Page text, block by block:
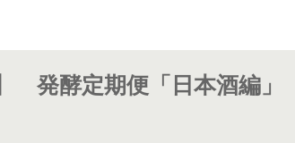
発酵定期便「日本酒編